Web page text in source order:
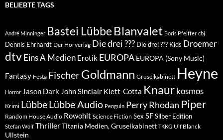
BELIEBTE TAGS
André Minninger Bastei Lübbe Blanvalet Boris Pfeiffer cbj
Dennis Ehrhardt Der Hörverlag Die drei ??? Die drei ??? Kids Droemer
dtvEins A Medien Erotik EUROPA EUROPA (Sony Music)
Fantasy Festa FischerGoldmann Gruselkabinett Heyne
Horror Jason Dark John Sinclair Klett-Cotta Knaur kosmos
Krimi LübbeLübbe Audio Penguin Perry Rhodan Piper
Random House Audio Rowohlt Science Fiction Sex SFSilber Edition
Stefan Wolf ThrillerTitania Medien, Gruselkabinett TKKG Ulf Blanck
Ullstein